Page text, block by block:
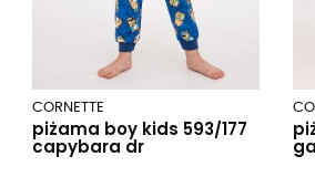
CORNETTE
piżama boy kids 593/177
capybara dr